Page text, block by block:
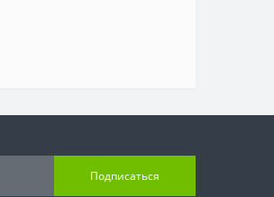
Подписаться